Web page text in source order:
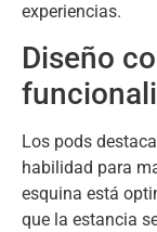
experiencias.
Diseño
Los pods
habilidad para
esquina está
que la estancia